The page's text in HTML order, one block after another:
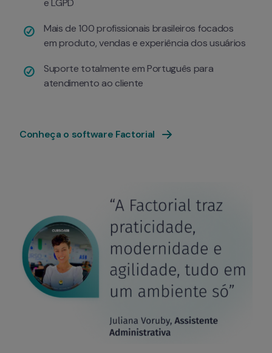
e LGPD
Mais de 100 profissionais brasileiros focados
em produto, vendas e experiência dos usuários
Suporte totalmente em Português para
atendimento ao cliente
Conheça o software Factorial